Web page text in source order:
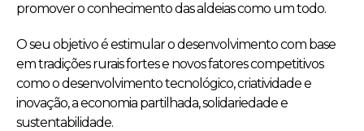
promover o conhecimento das aldeias como um todo.
O seu objetivo é estimular o desenvolvimento com base
em tradições rurais fortes e novos fatores competitivos
como o desenvolvimento tecnológico, criatividade e
inovação, a economia partilhada, solidariedade e
sustentabilidade.